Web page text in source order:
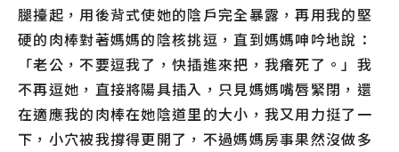
腿擡起，用後背式使她的陰戶完全暴露，再用我的堅
硬的肉棒對著媽媽的陰核挑逗，直到媽媽呻吟地說：
「老公，不要逗我了，快插進來把，我癢死了。」我
不再逗她，直接將陽具插入，只見媽媽嘴唇緊閉，還
在適應我的肉棒在她陰道里的大小，我又用力挺了一
下，小穴被我撐得更開了，不過媽媽房事果然沒做多